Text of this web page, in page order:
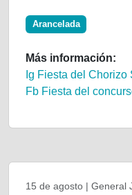
Arancelada
Más información:
Ig Fiesta del Chorizo
Fb Fiesta del
15 de agosto | General